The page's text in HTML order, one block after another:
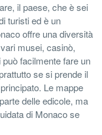
il paese, che è sei
turisti ed è un
offre una diversità
musei, casinò,
facilmente fare un
se si prende il
Le mappe
delle edicole, ma
di Monaco se